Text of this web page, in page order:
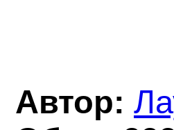
Автор: